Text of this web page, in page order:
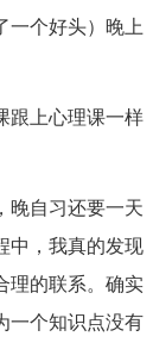
一个好头）晚上
上心理课一样
自习还要一天
中，我真的发现
理的联系。确实
一个知识点没有